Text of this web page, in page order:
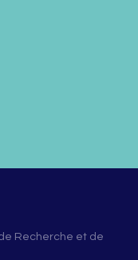
Recherche et de